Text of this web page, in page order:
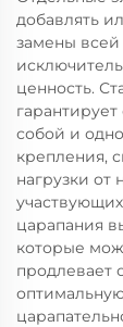
добавлять
замены всей
ценность.
собой и
крепления,
нагрузки от
царапания
которые
продлевает